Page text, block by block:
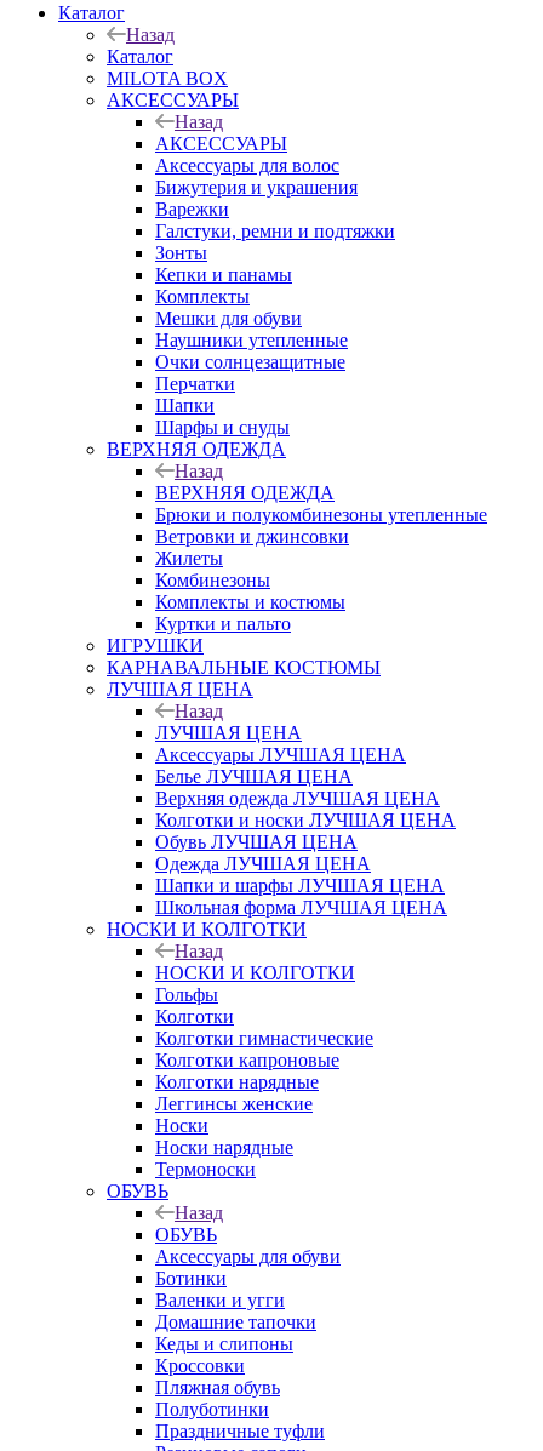
Каталог
Назад
Каталог
MILOTA BOX
АКСЕССУАРЫ
Назад
АКСЕССУАРЫ
Аксессуары для волос
Бижутерия и украшения
Варежки
Галстуки, ремни и подтяжки
Зонты
Кепки и панамы
Комплекты
Мешки для обуви
Наушники утепленные
Очки солнцезащитные
Перчатки
Шапки
Шарфы и снуды
ВЕРХНЯЯ ОДЕЖДА
Назад
ВЕРХНЯЯ ОДЕЖДА
Брюки и полукомбинезоны утепленные
Ветровки и джинсовки
Жилеты
Комбинезоны
Комплекты и костюмы
Куртки и пальто
ИГРУШКИ
КАРНАВАЛЬНЫЕ КОСТЮМЫ
ЛУЧШАЯ ЦЕНА
Назад
ЛУЧШАЯ ЦЕНА
Аксессуары ЛУЧШАЯ ЦЕНА
Белье ЛУЧШАЯ ЦЕНА
Верхняя одежда ЛУЧШАЯ ЦЕНА
Колготки и носки ЛУЧШАЯ ЦЕНА
Обувь ЛУЧШАЯ ЦЕНА
Одежда ЛУЧШАЯ ЦЕНА
Шапки и шарфы ЛУЧШАЯ ЦЕНА
Школьная форма ЛУЧШАЯ ЦЕНА
НОСКИ И КОЛГОТКИ
Назад
НОСКИ И КОЛГОТКИ
Гольфы
Колготки
Колготки гимнастические
Колготки капроновые
Колготки нарядные
Леггинсы женские
Носки
Носки нарядные
Термоноски
ОБУВЬ
Назад
ОБУВЬ
Аксессуары для обуви
Ботинки
Валенки и угги
Домашние тапочки
Кеды и слипоны
Кроссовки
Пляжная обувь
Полуботинки
Праздничные туфли